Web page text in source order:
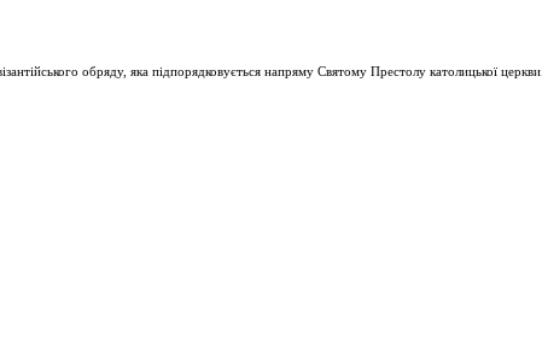
обряду, яка підпорядковується напряму Святому Престолу католицької церкви.